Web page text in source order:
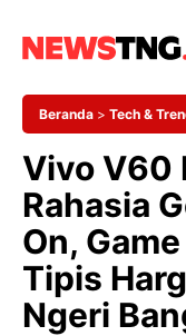
Beranda > Tech &
Ngeri Banget!
Vivo V60
Rahasia
On,
Tipis
Ngeri